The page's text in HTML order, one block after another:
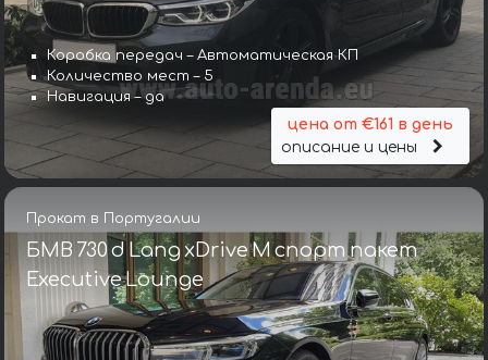
Коробка передач – Автоматическая КП
Количество мест – 5
Навигация – да
цена от €161 в день
описание и цены
Прокат в Португалии
БМВ 730 d Lang xDrive M спорт пакет
Executive Lounge